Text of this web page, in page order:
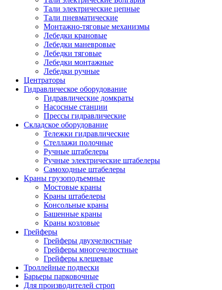
Тали электрические цепные
Тали пневматические
Монтажно-тяговые механизмы
Лебедки крановые
Лебедки маневровые
Лебедки тяговые
Лебедки монтажные
Лебедки ручные
Центраторы
Гидравлическое оборудование
Гидравлические домкраты
Насосные станции
Прессы гидравлические
Складское оборудование
Тележки гидравлические
Cтеллажи полочные
Ручные штабелеры
Ручные электрические штабелеры
Самоходные штабелеры
Краны грузоподъемные
Мостовые краны
Краны штабелеры
Консольные краны
Башенные краны
Краны козловые
Грейферы
Грейферы двухчелюстные
Грейферы многочелюстные
Грейферы клещевые
Троллейные подвески
Барьеры парковочные
Для производителей строп